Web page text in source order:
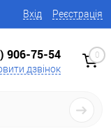
Вхід Реєстрація
906-75-54
дзвінок
0